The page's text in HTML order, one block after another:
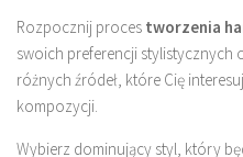
Rozpocznij proces tworzenia
swoich preferencji stylistycznych
różnych źródeł, które Cię
kompozycji.
Wybierz dominujący styl, który